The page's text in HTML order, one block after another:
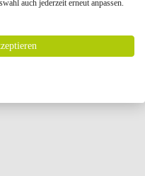
auch jederzeit erneut anpassen.